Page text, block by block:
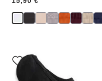
sur
les
échantillons